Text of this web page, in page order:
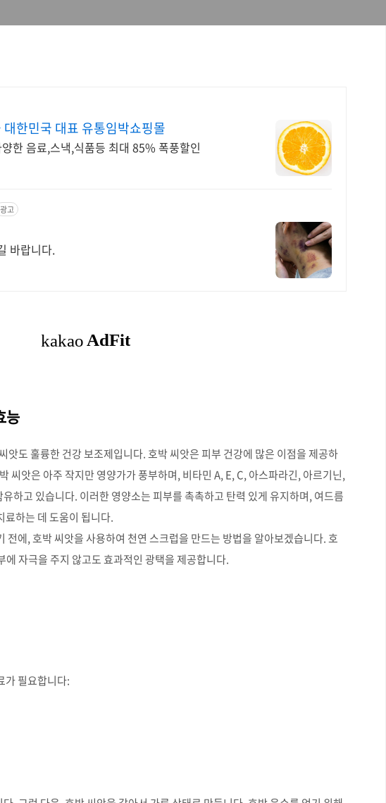
한민국 대표 유통임박쇼핑몰
한 음료,스낵,식품등 최대 85% 폭풍할인
광고
바랍니다.
능
앗도 훌륭한 건강 보조제입니다. 호박 씨앗은 피부 건강에 많은 이점을 제공하
씨앗은 아주 작지만 영양가가 풍부하며, 비타민 A, E, C, 아스파라긴, 아르기닌,
하고 있습니다. 이러한 영양소는 피부를 촉촉하고 탄력 있게 유지하며, 여드름
료하는 데 도움이 됩니다.
전에, 호박 씨앗을 사용하여 천연 스크럽을 만드는 방법을 알아보겠습니다. 호
자극을 주지 않고도 효과적인 광택을 제공합니다.
가 필요합니다: